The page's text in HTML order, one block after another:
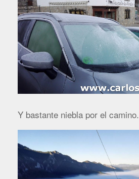
Y bastante niebla por el camino.